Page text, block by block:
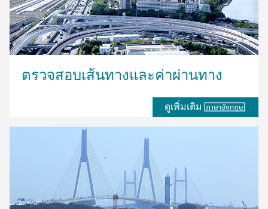
ตรวจสอบเส้นทางและค่าผ่านทาง
ดูเพิ่มเติม